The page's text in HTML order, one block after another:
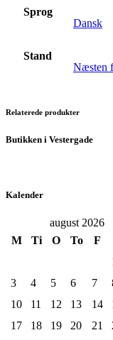
Sprog
Dansk
Stand
Næsten
Relaterede produkter
Butikken i Vestergade
Kalender
august 2026
M
Ti O To F
3
4 5 6 7
10
11 12 13 14
17
18 19 20 21